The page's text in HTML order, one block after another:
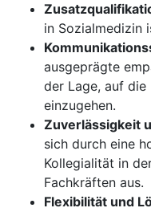
in Sozialmedizin
ausgeprägte
der Lage, auf die
einzugehen.
Zuverlässigkeit
sich durch eine
Kollegialität in
Fachkräften aus.
Flexibilität und